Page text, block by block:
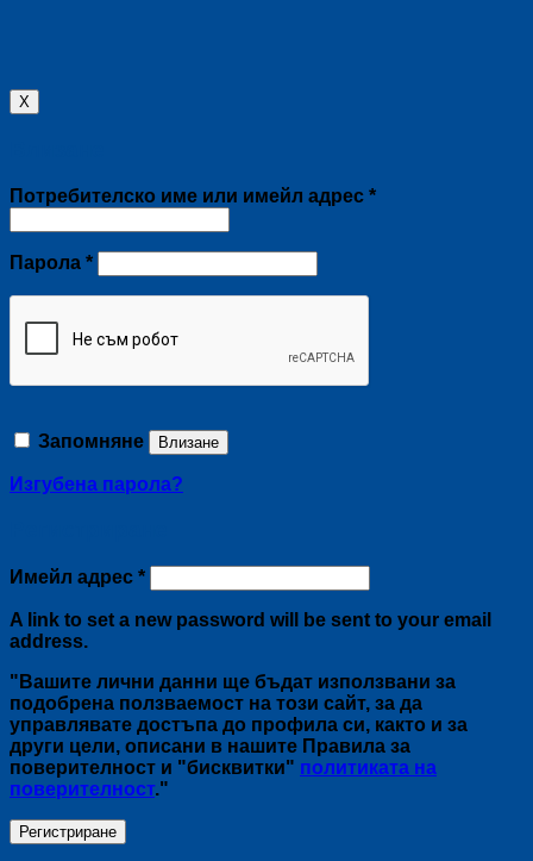
X
Потребителско име или имейл адрес *Задължително
Парола *Задължително
Запомняне Влизане
Изгубена парола?
Имейл адрес *Задължително
A link to set a new password will be sent to your email
address.
"Вашите лични данни ще бъдат използвани за
подобрена ползваемост на този сайт, за да
управлявате достъпа до профила си, както и за
други цели, описани в нашите Правила за
поверителност и "бисквитки" политиката на
поверителност."
Регистриране